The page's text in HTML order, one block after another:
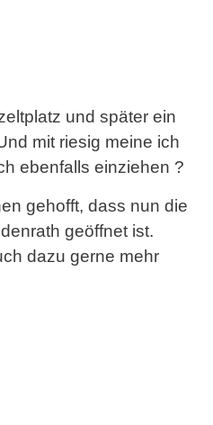
und später ein
mit riesig meine ich
ebenfalls einziehen ?
gehofft, dass nun die
geöffnet ist.
dazu gerne mehr